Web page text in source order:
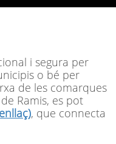
i segura per
o bé per
de les comarques
Ramis, es pot
, que connecta